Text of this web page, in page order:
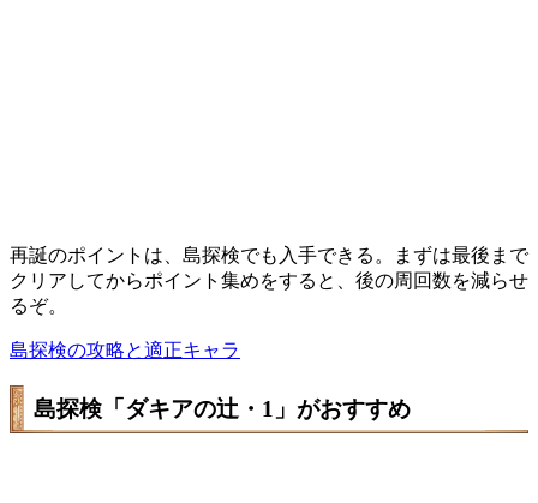
再誕のポイントは、島探検でも入手できる。まずは最後まで
クリアしてからポイント集めをすると、後の周回数を減らせ
るぞ。
島探検の攻略と適正キャラ
島探検「ダキアの辻・1」がおすすめ